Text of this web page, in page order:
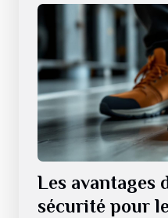
Les avantages
sécurité pour